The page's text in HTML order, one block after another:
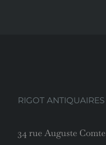
RIGOT ANTIQUAIRES
34 rue Auguste Comte